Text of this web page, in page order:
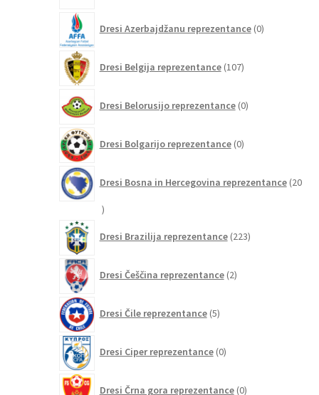
Dresi Azerbajdžanu reprezentance 0izdelkov
Dresi Belgija reprezentance 107izdelkov
Dresi Belorusijo reprezentance 0izdelkov
Dresi Bolgarijo reprezentance 0izdelkov
Dresi Bosna in Hercegovina reprezentance 20
20
Dresi Brazilija reprezentance 223izdelkov
Dresi Češčina reprezentance 2izdelka
Dresi Čile reprezentance 5izdelkov
Dresi Ciper reprezentance 0izdelkov
Dresi Črna gora reprezentance 0